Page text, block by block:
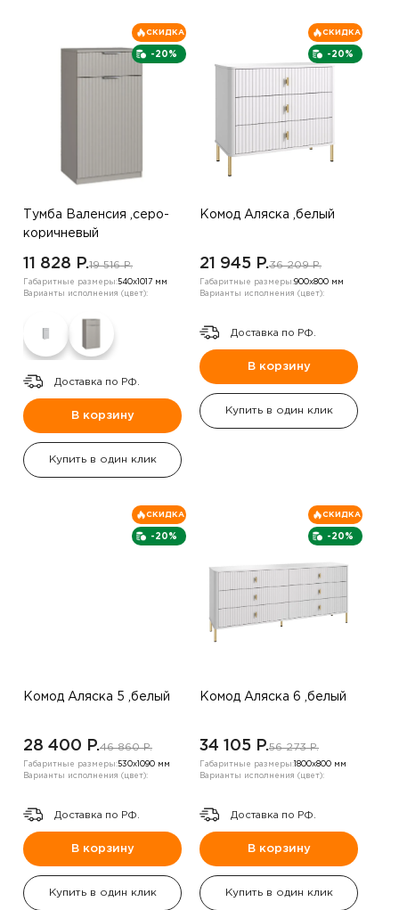
-20%
СКИДКА
Тумба Валенсия ,серо-
коричневый
11 828 P.19 516 P.
Габаритные размеры:540х1017 мм
Варианты исполнения (цвет):
Доставка по РФ.
В корзину
Купить в один клик
-20%
СКИДКА
Комод Аляска ,белый
21 945 P.36 209 P.
Габаритные размеры:900х800 мм
Варианты исполнения (цвет):
Доставка по РФ.
В корзину
Купить в один клик
-20%
СКИДКА
Комод Аляска 5 ,белый
28 400 P.46 860 P.
Габаритные размеры:530х1090 мм
Варианты исполнения (цвет):
Доставка по РФ.
В корзину
Купить в один клик
-20%
СКИДКА
Комод Аляска 6 ,белый
34 105 P.56 273 P.
Габаритные размеры: 1800х800 мм
Варианты исполнения (цвет):
Доставка по РФ.
В корзину
Купить в один клик